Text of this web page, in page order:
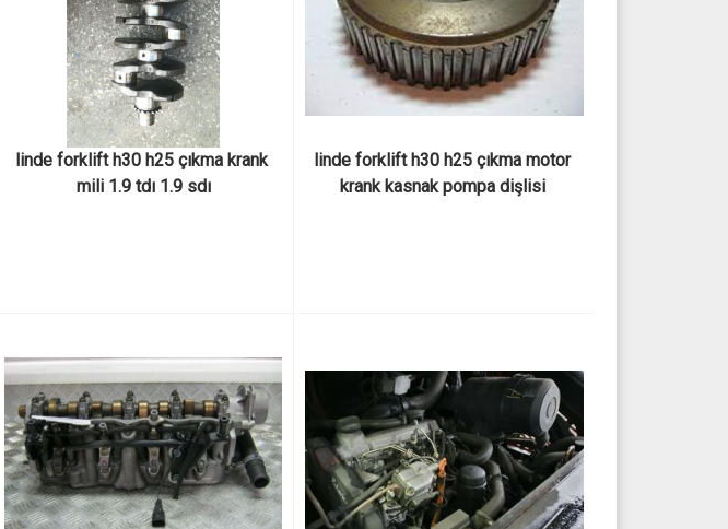
linde forklift h30 h25 çıkma krank
mili 1.9 tdı 1.9 sdı
linde forklift h30 h25 çıkma motor
krank kasnak pompa dişlisi